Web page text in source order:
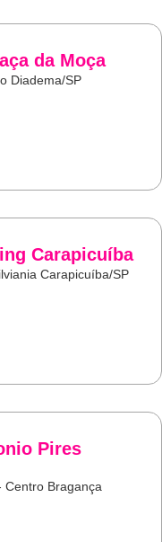
da Moça
Diadema/SP
Carapicuíba
Carapicuíba/SP
Pires
Centro Bragança